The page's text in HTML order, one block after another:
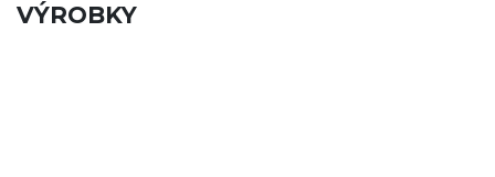
VÝROBKY